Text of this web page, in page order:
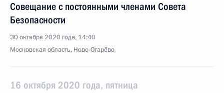
Совещание с постоянными членами Совета
Безопасности
30 октября 2020 года, 14:40
Московская область, Ново-Огарёво
16 октября 2020 года, пятница